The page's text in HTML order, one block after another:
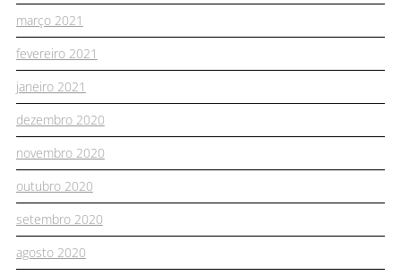
março 2021
fevereiro 2021
janeiro 2021
dezembro 2020
novembro 2020
outubro 2020
setembro 2020
agosto 2020